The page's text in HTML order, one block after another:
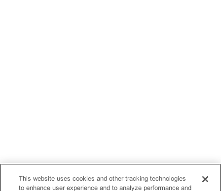
This website uses cookies and other tracking technologies
to enhance user experience and to analyze performance and